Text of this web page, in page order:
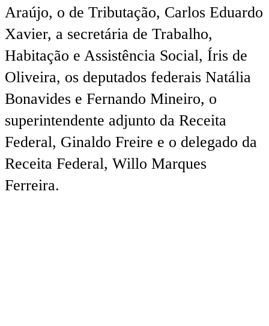
Araújo, o de Tributação, Carlos Eduardo
Xavier, a secretária de Trabalho,
Habitação e Assistência Social, Íris de
Oliveira, os deputados federais Natália
Bonavides e Fernando Mineiro, o
superintendente adjunto da Receita
Federal, Ginaldo Freire e o delegado da
Receita Federal, Willo Marques
Ferreira.